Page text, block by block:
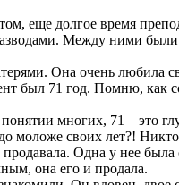
еще долгое время
Между ними
Она очень любила
был 71 год. Помню, как
многих, 71 – это
моложе своих лет?!
Одна у нее
она его и продала.